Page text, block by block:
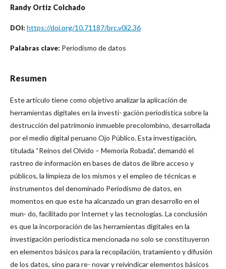
Randy Ortiz Colchado
DOI: https://doi.org/10.71187/brc.v0i2.36
Palabras clave: Periodismo de datos
Resumen
Este artículo tiene como objetivo analizar la aplicación de
herramientas digitales en la investi- gación periodística sobre la
destrucción del patrimonio inmueble precolombino, desarrollada
por el medio digital peruano Ojo Público. Esta investigación,
titulada “Reinos del Olvido – Memoria Robada”, demandó el
rastreo de información en bases de datos de libre acceso y
públicos, la limpieza de los mismos y el empleo de técnicas e
instrumentos del denominado Periodismo de datos, en
momentos en que este ha alcanzado un gran desarrollo en el
mun- do, facilitado por Internet y las tecnologías. La conclusión
es que la incorporación de las herramientas digitales en la
investigación periodística mencionada no solo se constituyeron
en elementos básicos para la recopilación, tratamiento y difusión
de los datos, sino para re- novar y reivindicar elementos básicos